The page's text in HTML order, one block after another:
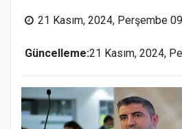
21 Kasım, 2024, Perşembe
Güncelleme:21 Kasım, 2024,